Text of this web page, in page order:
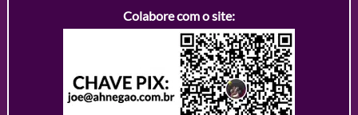
Colabore com o site: